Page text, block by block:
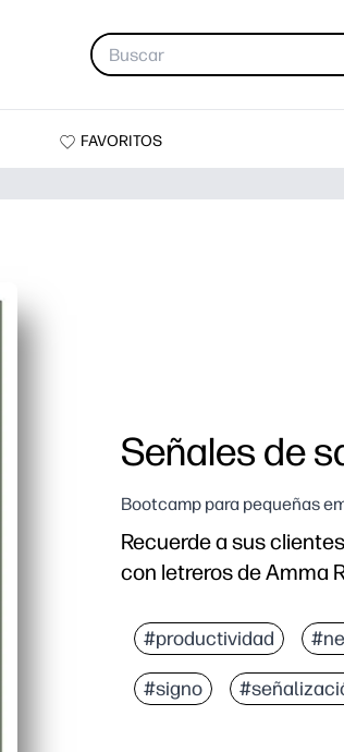
FAVORITOS
Señales de
Bootcamp para pequeñas
Recuerde a sus
con letreros de Amma
#productividad
#signo